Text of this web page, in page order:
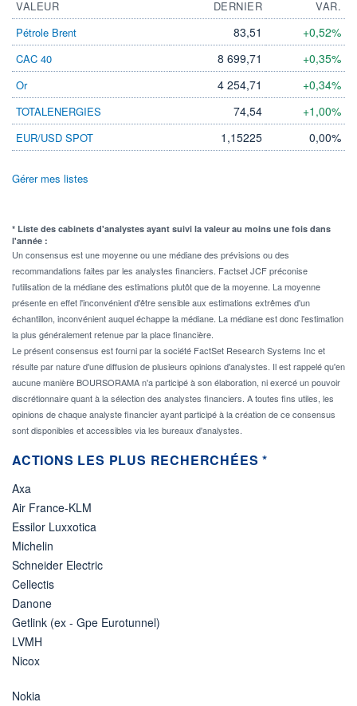
VALEUR DERNIER
VAR.
Pétrole Brent
83,51 +0,52%
CAC 40 8 699,71 +0,35%
Or 4 254,71 +0,34%
TOTALENERGIES 74,54 +1,00%
EUR/USD SPOT 1,15225 0,00%
Gérer mes listes
* Liste des cabinets d'analystes ayant suivi la valeur au moins une fois dans
l'année :
Un consensus est une moyenne ou une médiane des prévisions ou des
recommandations faites par les analystes financiers. Factset JCF préconise
l'utilisation de la médiane des estimations plutôt que de la moyenne. La moyenne
présente en effet l'inconvénient d'être sensible aux estimations extrêmes d'un
échantillon, inconvénient auquel échappe la médiane. La médiane est donc l'estimation
la plus généralement retenue par la place financière.
Le présent consensus est fourni par la société FactSet Research Systems Inc et
résulte par nature d'une diffusion de plusieurs opinions d'analystes. Il est rappelé qu'en
aucune manière BOURSORAMA n'a participé à son élaboration, ni exercé un pouvoir
discrétionnaire quant à la sélection des analystes financiers. A toutes fins utiles, les
opinions de chaque analyste financier ayant participé à la création de ce consensus
sont disponibles et accessibles via les bureaux d'analystes.
ACTIONS LES PLUS RECHERCHÉES *
Axa
Air France-KLM
Essilor Luxxotica
Michelin
Schneider Electric
Cellectis
Danone
Getlink (ex - Gpe Eurotunnel)
LVMH
Nicox
Nokia